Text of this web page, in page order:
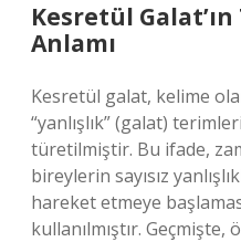
Kesretül
Anlamı
Kesretül galat, kelime
“yanlışlık” (galat)
türetilmiştir. Bu ifade,
bireylerin sayısız
hareket etmeye
kullanılmıştır. Geçmişte,